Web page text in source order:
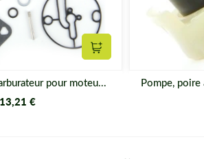
des carburateurs complets de grandes
Briggs and Stratton. Parmi notre
des pièces de carburateur telles
amorçage et pointeau. Des kits
Briggs and Stratton 4 temps sont aussi
Trouvez les meilleures pièces de
Matijardin est votre partenaire pour
pièces détachées pour la réparation de
Ajouter au panier
pour moteu...
13,21 €
Pompe, poire